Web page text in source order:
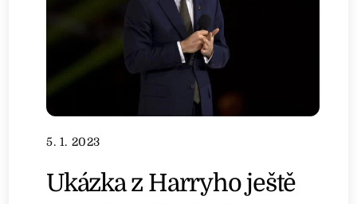
5. 1. 2023
Ukázka z Harryho ještě